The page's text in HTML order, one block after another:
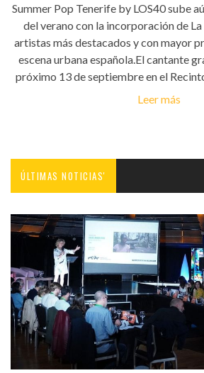
Summer Pop Tenerife by LOS40 sube
del verano con la incorporación de La
artistas más destacados y con mayor
escena urbana española.El cantante
próximo 13 de septiembre en el Recinto
Leer más
ÚLTIMAS NOTICIAS'